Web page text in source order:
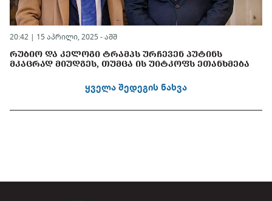
20:42 | 15 აპრილი, 2025 - აშშ
ᲠᲣᲑᲘᲝ ᲓᲐ ᲙᲔᲚᲝᲒᲘ ᲢᲠᲐᲛᲞᲡ ᲣᲠᲩᲔᲕᲔᲜ ᲞᲣᲢᲘᲜᲡ
ᲛᲙᲐᲪᲠᲐᲓ ᲛᲘᲣᲓᲒᲔᲡ, ᲗᲣᲛᲪᲐ ᲘᲡ ᲣᲘᲢᲙᲝᲤᲡ ᲔᲗᲐᲜᲮᲛᲔᲑᲐ
ყველა შედეგის ნახვა